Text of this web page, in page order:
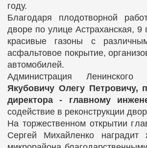
году.
Благодаря плодотворной
дворе по улице Астраханская,
красивые газоны с
асфальтовое покрытие,
автомобилей.
Администрация
Якубовичу Олегу Петровичу,
директора - главному
содействие в реконструкции
На торжественном открытии
Сергей Михайленко наградит